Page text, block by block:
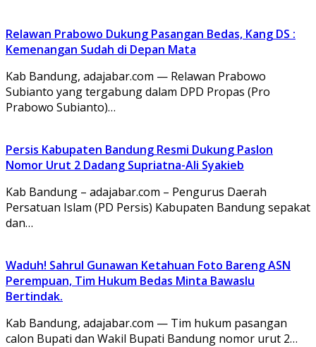
Relawan Prabowo Dukung Pasangan Bedas, Kang DS :
Kemenangan Sudah di Depan Mata
Kab Bandung, adajabar.com — Relawan Prabowo
Subianto yang tergabung dalam DPD Propas (Pro
Prabowo Subianto)…
Persis Kabupaten Bandung Resmi Dukung Paslon
Nomor Urut 2 Dadang Supriatna-Ali Syakieb
Kab Bandung – adajabar.com – Pengurus Daerah
Persatuan Islam (PD Persis) Kabupaten Bandung sepakat
dan…
Waduh! Sahrul Gunawan Ketahuan Foto Bareng ASN
Perempuan, Tim Hukum Bedas Minta Bawaslu
Bertindak.
Kab Bandung, adajabar.com — Tim hukum pasangan
calon Bupati dan Wakil Bupati Bandung nomor urut 2…